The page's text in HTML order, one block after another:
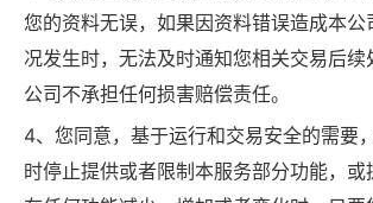
您的资料无误，如果因资料错误造成本公
况发生时，无法及时通知您相关交易后续
公司不承担任何损害赔偿责任。
4、您同意，基于运行和交易安全的需要
时停止提供或者限制本服务部分功能，或